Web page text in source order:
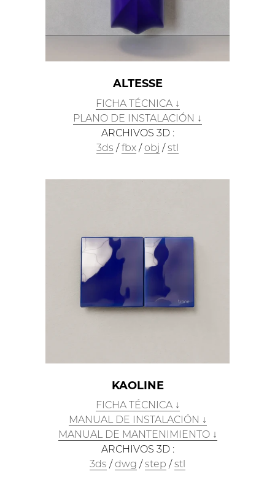
ALTESSE
FICHA TÉCNICA ↓
PLANO DE INSTALACIÓN ↓
ARCHIVOS 3D :
3ds /fbx/obj /stl
KAOLINE
FICHA TÉCNICA ↓
MANUAL DE INSTALACIÓN ↓
MANUAL DE MANTENIMIENTO ↓
ARCHIVOS 3D :
3ds /dwg /step /stl